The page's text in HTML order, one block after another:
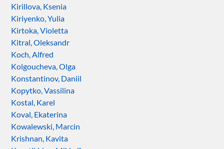
Kirillova, Ksenia
Kiriyenko, Yulia
Kirtoka, Violetta
Kitral, Oleksandr
Koch, Alfred
Kolgoucheva, Olga
Konstantinov, Daniil
Kopytko, Vassilina
Kostal, Karel
Koval, Ekaterina
Kowalewski, Marcin
Krishnan, Kavita